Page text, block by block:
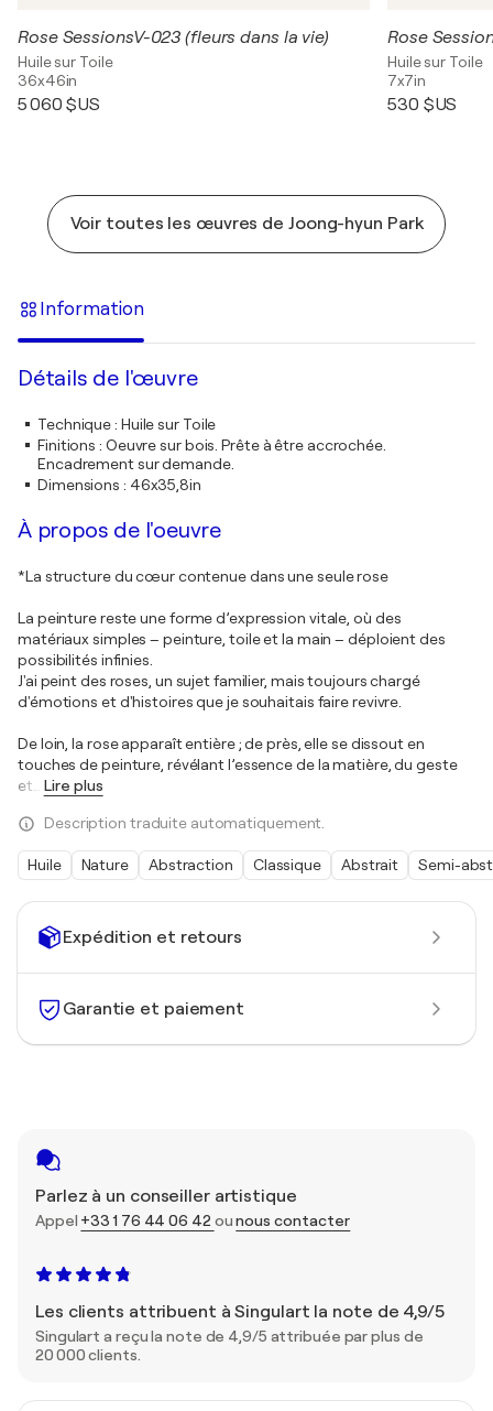
Expédition et retours
Garantie et paiement
Parlez à un conseiller artistique
Appel +33 1 76 44 06 42 ounous contacter
Les clients attribuent à Singulart la note de 4,9/5
Singulart a reçu la note de 4,9/5 attribuée par plus de
20 000 clients.
Rose SessionsV-023 (fleurs dans la vie)
Huile sur Toile
36x46in
5 060 $US
Rose
Huile sur Toile
7x7in
530 $US
Voir toutes les œuvres de Joong-hyun Park
Information
Détails de l'œuvre
Technique: Huile sur Toile
Finitions : Oeuvre sur bois. Prête à être accrochée.
Encadrement sur demande.
Dimensions : 46x35,8in
À propos de l'oeuvre
*La structure du cœur contenue dans une seule rose
La peinture reste une forme d’expression vitale, où des
matériaux simples – peinture, toile et la main – déploient des
possibilités infinies.
J'ai peint des roses, un sujet familier, mais toujours chargé
d'émotions et d'histoires que je souhaitais faire revivre.
De loin, la rose apparaît entière ; de près, elle se dissout en
touches de peinture, révélant l’essence de la matière, du geste
et
Lire plus
Description traduite automatiquement.
Huile Nature Abstraction Classique Abstrait Semi-